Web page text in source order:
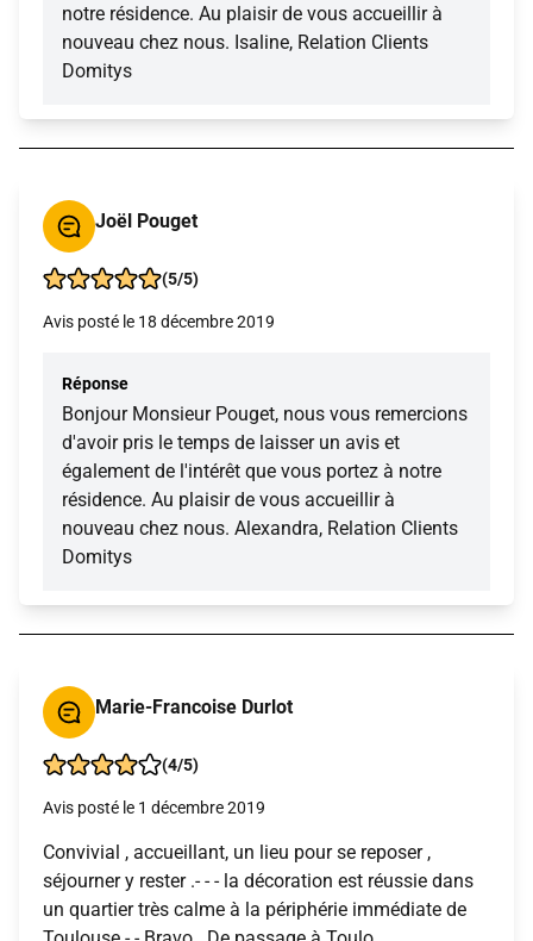
notre résidence. Au plaisir de vous accueillir à
nouveau chez nous. Isaline, Relation Clients
Domitys
Joël Pouget
(5/5)
Avis posté le 18 décembre 2019
Réponse
Bonjour Monsieur Pouget, nous vous remercions
d'avoir pris le temps de laisser un avis et
également de l'intérêt que vous portez à notre
résidence. Au plaisir de vous accueillir à
nouveau chez nous. Alexandra, Relation Clients
Domitys
Marie-Francoise Durlot
(4/5)
Avis posté le 1 décembre 2019
Convivial , accueillant, un lieu pour se reposer ,
séjourner y rester .- - - la décoration est réussie dans
un quartier très calme à la périphérie immédiate de